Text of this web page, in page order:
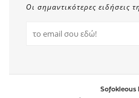
Οι σημαντικότερες ειδήσεις
Sofokleous